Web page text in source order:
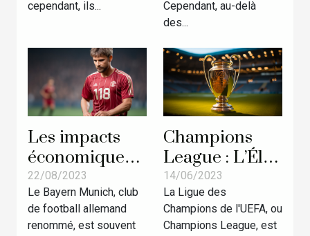
sport
cependant, ils...
de Paris
Cependant, au-delà
des...
Les impacts
économiques
de la position
du Bayern
comme favori
22/08/2023
Le Bayern Munich, club
de football allemand
renommé, est souvent
Champions
League : L’Élite
Européenne
du Football
14/06/2023
La Ligue des
Champions de l'UEFA, ou
Champions League, est